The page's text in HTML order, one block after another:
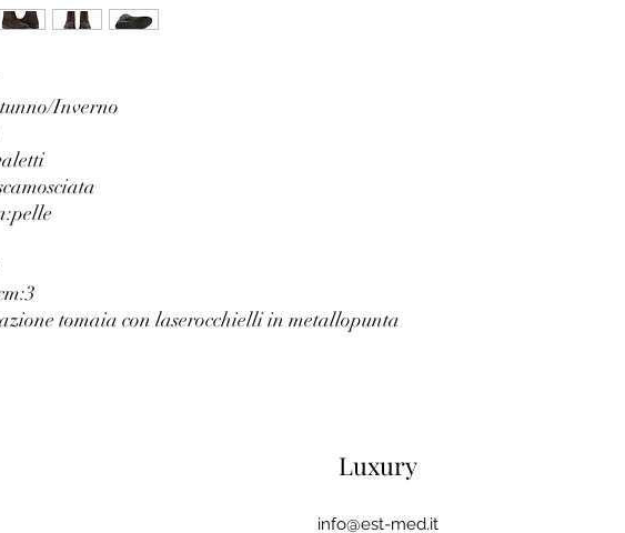
Inverno
pelle
3
tomaia con laserocchielli in metallopunta
Luxury
info@est-med.it